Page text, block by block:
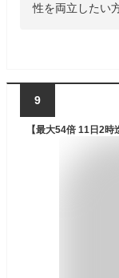
性を両立したい
9